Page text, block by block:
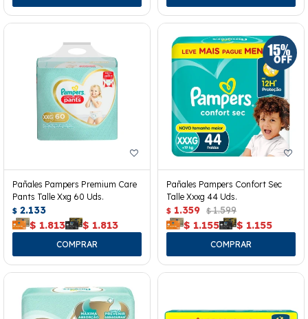
Pañales Pampers Premium Care
Pants Talle Xxg 60 Uds.
$ 2.133
$ 1.813 $ 1.813
Pañales Pampers Confort Sec
Talle Xxxg 44 Uds.
$ 1.359 $ 1.599
$ 1.155 $ 1.155